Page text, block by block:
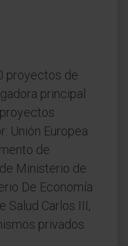
proyectos de
principal
Unión Europea
de
Ministerio de
De Economía
Salud Carlos III,
privados.